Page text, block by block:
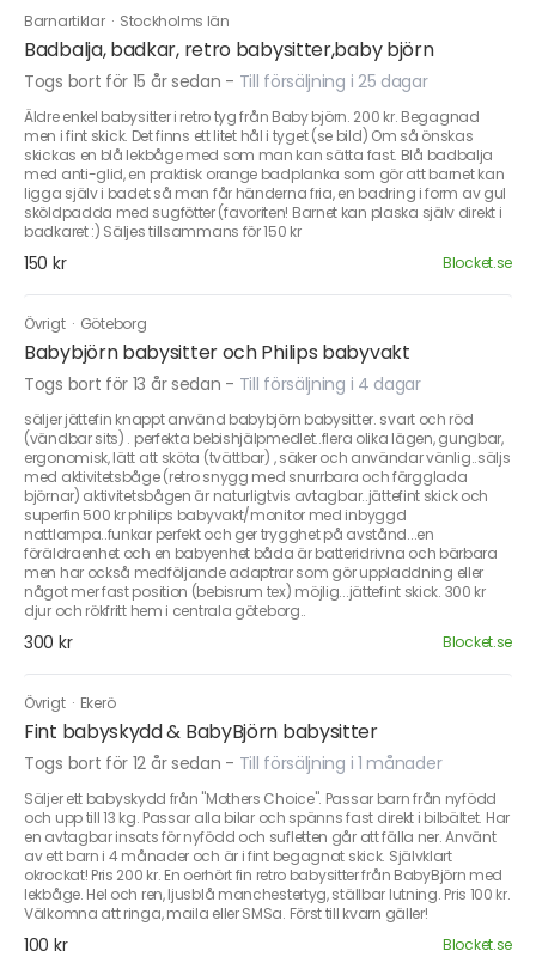
Barnartiklar · Stockholms län
Badbalja, badkar, retro babysitter,baby björn
Togs bort för 15 år sedan - Till försäljning i 25 dagar
Äldre enkel babysitter i retro tyg från Baby björn. 200 kr. Begagnad
men i fint skick. Det finns ett litet hål i tyget (se bild) Om så önskas
skickas en blå lekbåge med som man kan sätta fast. Blå badbalja
med anti-glid, en praktisk orange badplanka som gör att barnet kan
ligga själv i badet så man får händerna fria, en badring i form av gul
sköldpadda med sugfötter (favoriten! Barnet kan plaska själv direkt i
badkaret :) Säljes tillsammans för 150 kr
150 kr Blocket.se
Övrigt · Göteborg
Babybjörn babysitter och Philips babyvakt
Togs bort för 13 år sedan - Till försäljning i 4 dagar
säljer jättefin knappt använd babybjörn babysitter. svart och röd
(vändbar sits) . perfekta bebishjälpmedlet..flera olika lägen, gungbar,
ergonomisk, lätt att sköta (tvättbar) , säker och användar vänlig..säljs
med aktivitetsbåge (retro snygg med snurrbara och färgglada
björnar) aktivitetsbågen är naturligtvis avtagbar..jättefint skick och
superfin 500 kr philips babyvakt/monitor med inbyggd
nattlampa..funkar perfekt och ger trygghet på avstånd...en
föräldraenhet och en babyenhet båda är batteridrivna och bärbara
men har också medföljande adaptrar som gör uppladdning eller
något mer fast position (bebisrum tex) möjlig...jättefint skick. 300 kr
djur och rökfritt hem i centrala göteborg..
300 kr Blocket.se
Övrigt · Ekerö
Fint babyskydd & BabyBjörn babysitter
Togs bort för 12 år sedan - Till försäljning i 1 månader
Säljer ett babyskydd från "Mothers Choice". Passar barn från nyfödd
och upp till 13 kg. Passar alla bilar och spänns fast direkt i bilbältet. Har
en avtagbar insats för nyfödd och sufletten går att fälla ner. Använt
av ett barn i 4 månader och är i fint begagnat skick. Självklart
okrockat! Pris 200 kr. En oerhört fin retro babysitter från BabyBjörn med
lekbåge. Hel och ren, ljusblå manchestertyg, ställbar lutning. Pris 100 kr.
Välkomna att ringa, maila eller SMSa. Först till kvarn gäller!
100 kr Blocket.se